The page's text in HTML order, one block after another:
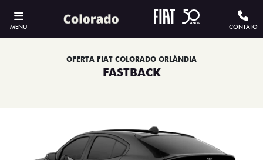
MENU CONTATO
OFERTA FIAT COLORADO ORLÂNDIA
FASTBACK